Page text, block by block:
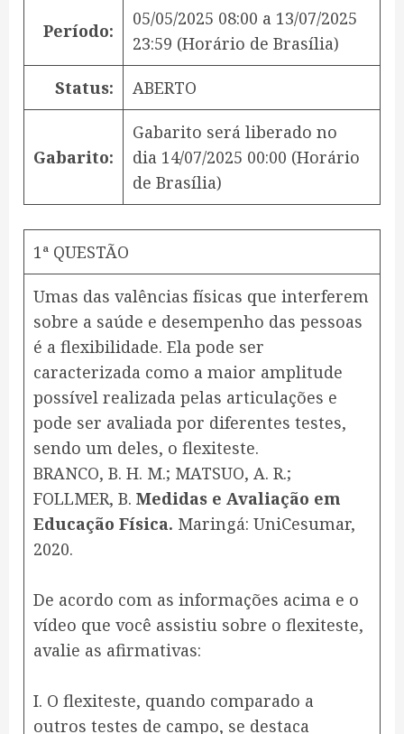
Período:
05/05/2025 08:00 a 13/07/2025
23:59 (Horário de Brasília)
Status: ABERTO
Gabarito:
Gabarito será liberado no
dia 14/07/2025 00:00 (Horário
de Brasília)
1ª QUESTÃO
Umas das valências físicas que interferem
sobre a saúde e desempenho das pessoas
é a flexibilidade. Ela pode ser
caracterizada como a maior amplitude
possível realizada pelas articulações e
pode ser avaliada por diferentes testes,
sendo um deles, o flexiteste.
BRANCO, B. H. M.; MATSUO, A. R.;
FOLLMER, B. Medidas e Avaliação em
Educação Física. Maringá: UniCesumar,
2020.
De acordo com as informações acima e o
vídeo que você assistiu sobre o flexiteste,
avalie as afirmativas:
I. O flexiteste, quando comparado a
outros testes de campo, se destaca